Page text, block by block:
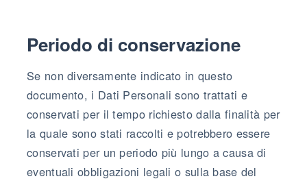
Periodo di conservazione
Se non diversamente indicato in questo
documento, i Dati Personali sono trattati e
conservati per il tempo richiesto dalla finalità per
la quale sono stati raccolti e potrebbero essere
conservati per un periodo più lungo a causa di
eventuali obbligazioni legali o sulla base del